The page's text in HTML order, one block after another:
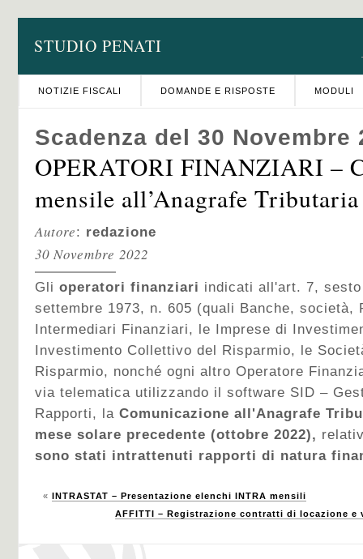
STUDIO PENATI
NOTIZIE FISCALI DOMANDE E RISPOSTE MODULI
Scadenza del 30 Novembre
OPERATORI FINANZIARI –
mensile all’Anagrafe Tributaria
Autore: redazione
30 Novembre 2022
Gli operatori finanziari indicati all'art. 7,
settembre 1973, n. 605 (quali Banche, società,
Intermediari Finanziari, le Imprese di
Investimento Collettivo del Risparmio, le
Risparmio, nonché ogni altro Operatore
via telematica utilizzando il software SID –
Rapporti, la Comunicazione all'Anagrafe
mese solare precedente (ottobre 2022),
sono stati intrattenuti rapporti di natura
« INTRASTAT – Presentazione elenchi INTRA mensili
AFFITTI – Registrazione contratti di locazione